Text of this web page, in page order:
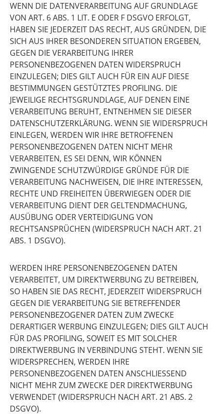
WENN DIE DATENVERARBEITUNG AUF GRUNDLAGE
VON ART. 6 ABS. 1 LIT. E ODER F DSGVO ERFOLGT,
HABEN SIE JEDERZEIT DAS RECHT, AUS GRÜNDEN, DIE
SICH AUS IHRER BESONDEREN SITUATION ERGEBEN,
GEGEN DIE VERARBEITUNG IHRER
PERSONENBEZOGENEN DATEN WIDERSPRUCH
EINZULEGEN; DIES GILT AUCH FÜR EIN AUF DIESE
BESTIMMUNGEN GESTÜTZTES PROFILING. DIE
JEWEILIGE RECHTSGRUNDLAGE, AUF DENEN EINE
VERARBEITUNG BERUHT, ENTNEHMEN SIE DIESER
DATENSCHUTZERKLÄRUNG. WENN SIE WIDERSPRUCH
EINLEGEN, WERDEN WIR IHRE BETROFFENEN
PERSONENBEZOGENEN DATEN NICHT MEHR
VERARBEITEN, ES SEI DENN, WIR KÖNNEN
ZWINGENDE SCHUTZWÜRDIGE GRÜNDE FÜR DIE
VERARBEITUNG NACHWEISEN, DIE IHRE INTERESSEN,
RECHTE UND FREIHEITEN ÜBERWIEGEN ODER DIE
VERARBEITUNG DIENT DER GELTENDMACHUNG,
AUSÜBUNG ODER VERTEIDIGUNG VON
RECHTSANSPRÜCHEN (WIDERSPRUCH NACH ART. 21
ABS. 1 DSGVO).
WERDEN IHRE PERSONENBEZOGENEN DATEN
VERARBEITET, UM DIREKTWERBUNG ZU BETREIBEN,
SO HABEN SIE DAS RECHT, JEDERZEIT WIDERSPRUCH
GEGEN DIE VERARBEITUNG SIE BETREFFENDER
PERSONENBEZOGENER DATEN ZUM ZWECKE
DERARTIGER WERBUNG EINZULEGEN; DIES GILT AUCH
FÜR DAS PROFILING, SOWEIT ES MIT SOLCHER
DIREKTWERBUNG IN VERBINDUNG STEHT. WENN SIE
WIDERSPRECHEN, WERDEN IHRE
PERSONENBEZOGENEN DATEN ANSCHLIESSEND
NICHT MEHR ZUM ZWECKE DER DIREKTWERBUNG
VERWENDET (WIDERSPRUCH NACH ART. 21 ABS. 2
DSGVO).